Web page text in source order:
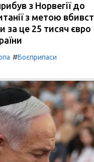
з Норвегії до
з метою
за це 25 тисяч євро
#Боєприпаси